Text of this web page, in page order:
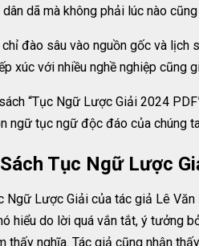
dã mà không phải lúc nào cũng
đào sâu vào nguồn gốc và lịch
xúc với nhiều nghề nghiệp cũng
“Tục Ngữ Lược Giải 2024
ngữ tục ngữ độc đáo của chúng
Tục Ngữ Lược
Ngữ Lược Giải của tác giả Lê
hiểu do lời quá vắn tắt, ý tưởng
thấy nghĩa. Tác giả cũng nhận